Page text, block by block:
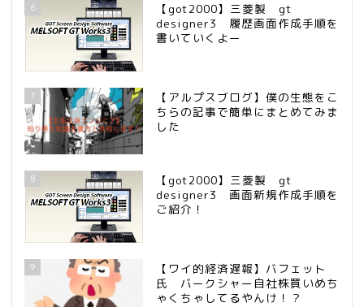
6
【got2000】三菱製 gt
designer3 履歴画面作成手順を
書いていくよー
7
【アルプスブログ】僕の生態をこ
ちらの記事で簡単にまとめてみま
した
8
【got2000】三菱製 gt
designer3 画面新規作成手順を
ご紹介！
9
【ワイ的経済遅報】バフェット
氏 バークシャー自社株買いめち
ゃくちゃしてるやんけ！？